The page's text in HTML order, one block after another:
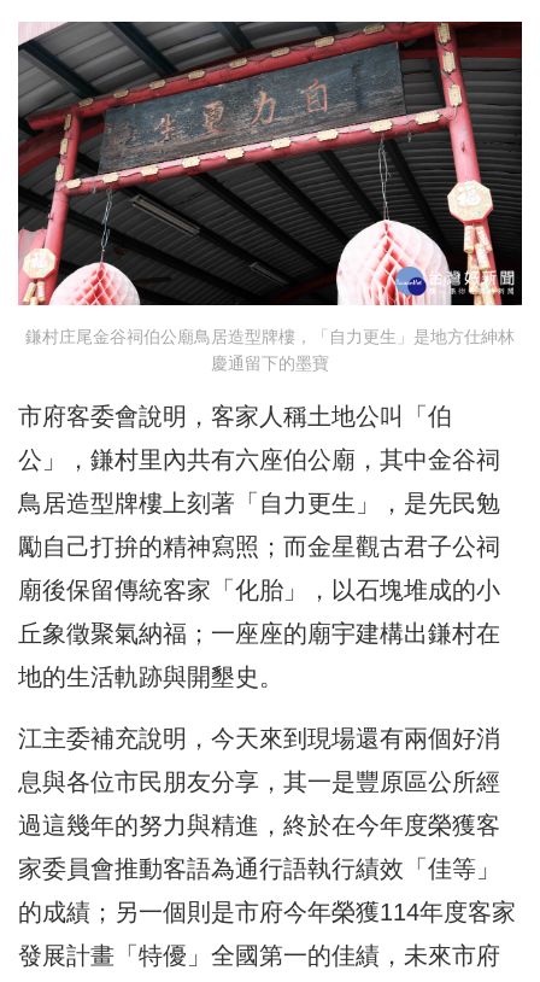
鎌村庄尾金谷祠伯公廟鳥居造型牌樓，「自力更生」是地方仕紳林
慶通留下的墨寶
市府客委會說明，客家人稱土地公叫「伯
公」，鎌村里內共有六座伯公廟，其中金谷祠
鳥居造型牌樓上刻著「自力更生」，是先民勉
勵自己打拚的精神寫照；而金星觀古君子公祠
廟後保留傳統客家「化胎」，以石塊堆成的小
丘象徵聚氣納福；一座座的廟宇建構出鎌村在
地的生活軌跡與開墾史。
江主委補充說明，今天來到現場還有兩個好消
息與各位市民朋友分享，其一是豐原區公所經
過這幾年的努力與精進，終於在今年度榮獲客
家委員會推動客語為通行語執行績效「佳等」
的成績；另一個則是市府今年榮獲114年度客家
發展計畫「特優」全國第一的佳績，未來市府